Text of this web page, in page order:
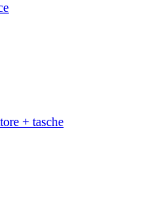
+ tasche